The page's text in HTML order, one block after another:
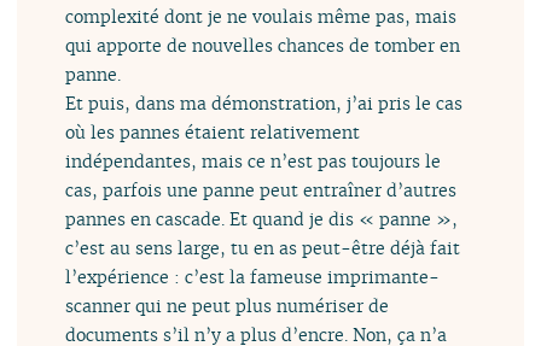
complexité dont je ne voulais même pas, mais
qui apporte de nouvelles chances de tomber en
panne.
Et puis, dans ma démonstration, j’ai pris le cas
où les pannes étaient relativement
indépendantes, mais ce n’est pas toujours le
cas, parfois une panne peut entraîner d’autres
pannes en cascade. Et quand je dis « panne »,
c’est au sens large, tu en as peut-être déjà fait
l’expérience : c’est la fameuse imprimante-
scanner qui ne peut plus numériser de
documents s’il n’y a plus d’encre. Non, ça n’a